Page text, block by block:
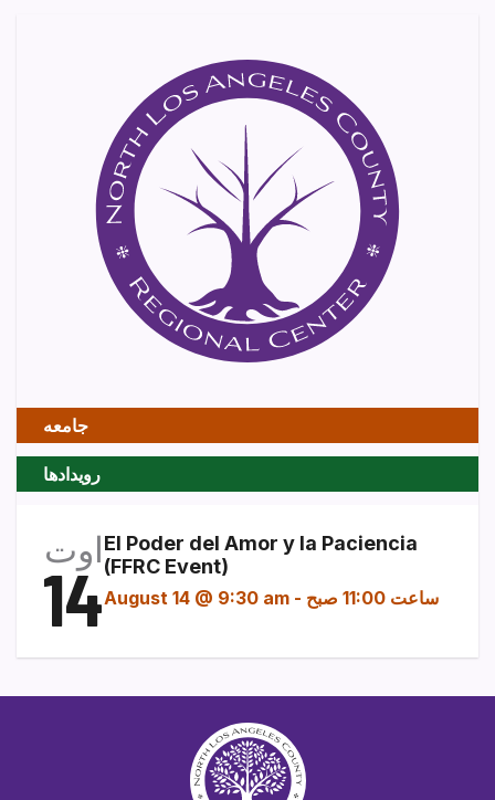
جامعه
رویدادها
اوت
14
El Poder del Amor y la Paciencia
(FFRC Event)
August 14 @ 9:30 am - ساعت 11:00 صبح